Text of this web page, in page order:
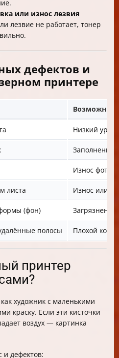
или износ лезвия
лезвие не работает, тонер
дефектов и
принтере
Возможные
Низкий
Износ
листа Износ или
(фон)
полосы Плохой
принтер
художник с маленькими
краску. Если эти кисточки
воздух — картинка
дефектов: